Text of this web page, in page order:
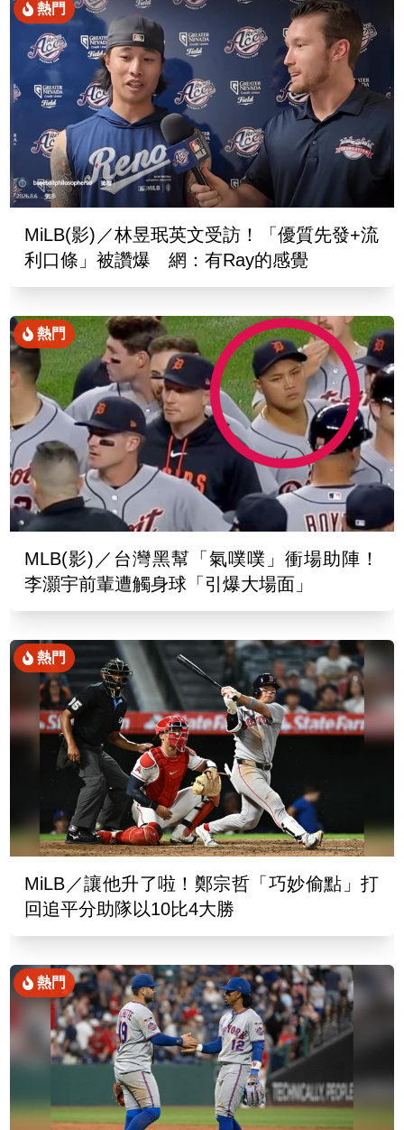
熱門
MiLB(影)／林昱珉英文受訪！「優質先發+流
利口條」被讚爆 網：有Ray的感覺
熱門
MLB(影)／台灣黑幫「氣噗噗」衝場助陣！
李灝宇前輩遭觸身球「引爆大場面」
熱門
MiLB／讓他升了啦！鄭宗哲「巧妙偷點」打
回追平分助隊以10比4大勝
熱門